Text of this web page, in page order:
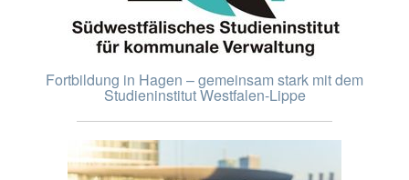
Fortbildung in Hagen – gemeinsam stark mit dem
Studieninstitut Westfalen-Lippe